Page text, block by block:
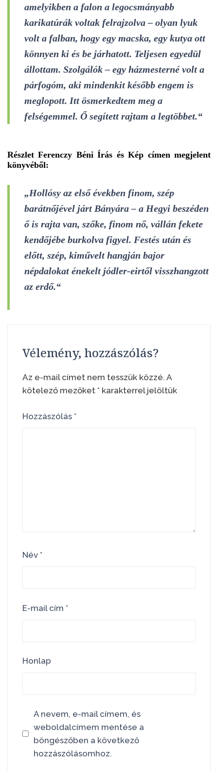
amelyikben a falon a legocsmányabb
karikatúrák voltak felrajzolva – olyan lyuk
volt a falban, hogy egy macska, egy kutya ott
könnyen ki és be járhatott. Teljesen egyedül
állottam. Szolgálók – egy házmesterné volt a
párfogóm, aki mindenkit később engem is
meglopott. Itt ösmerkedtem meg a
felségemmel. Ő segített rajtam a legtöbbet.“
Részlet Ferenczy Béni Írás és Kép címen megjelent
könyvéből:
„Hollósy az első években finom, szép
barátnőjével járt Bányára – a Hegyi beszéden
ő is rajta van, szőke, finom nő, vállán fekete
kendőjébe burkolva figyel. Festés után és
előtt, szép, kiművelt hangján bajor
népdalokat énekelt jódler-eirtől visszhangzott
az erdő.“
Vélemény, hozzászólás?
Az e-mail címet nem tesszük közzé. A
kötelező mezőket * karakterrel jelöltük
Hozzászólás *
Név *
E-mail cím *
Honlap
A nevem, e-mail címem, és
weboldalcímem mentése a
böngészőben a következő
hozzászólásomhoz.